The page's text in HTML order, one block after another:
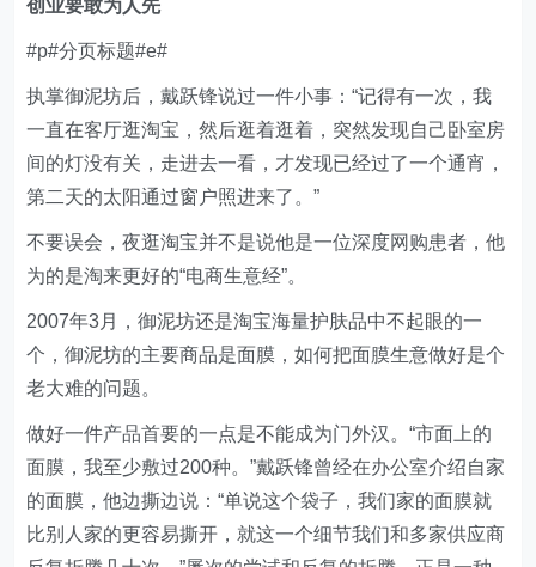
创业要敢为人先
#p#分页标题#e#
执掌御泥坊后，戴跃锋说过一件小事：“记得有一次，我
一直在客厅逛淘宝，然后逛着逛着，突然发现自己卧室房
间的灯没有关，走进去一看，才发现已经过了一个通宵，
第二天的太阳通过窗户照进来了。”
不要误会，夜逛淘宝并不是说他是一位深度网购患者，他
为的是淘来更好的“电商生意经”。
2007年3月，御泥坊还是淘宝海量护肤品中不起眼的一
个，御泥坊的主要商品是面膜，如何把面膜生意做好是个
老大难的问题。
做好一件产品首要的一点是不能成为门外汉。“市面上的
面膜，我至少敷过200种。”戴跃锋曾经在办公室介绍自家
的面膜，他边撕边说：“单说这个袋子，我们家的面膜就
比别人家的更容易撕开，就这一个细节我们和多家供应商